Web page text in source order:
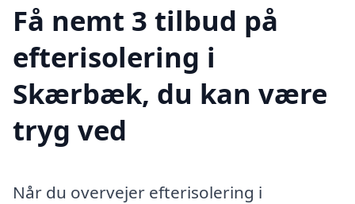
Få nemt 3 tilbud på
efterisolering i
Skærbæk, du kan være
tryg ved
Når du overvejer efterisolering i